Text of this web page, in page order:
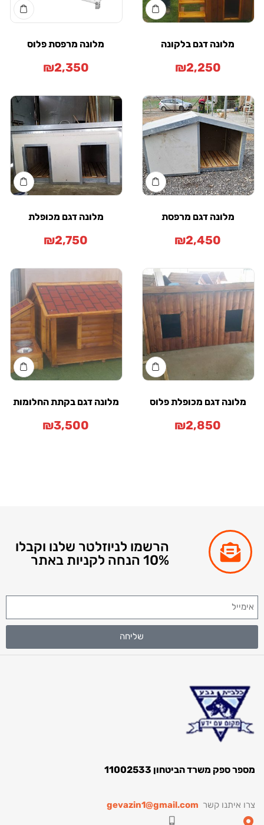
דגם בלקונה
₪2,250
מלונה מרפסת פלוס
₪2,350
דגם מרפסת
₪2,450
מלונה דגם מכופלת
₪2,750
דגם מכופלת פלוס
₪2,850
מלונה דגם בקתת החלומות
₪3,500
הרשמו לניוזלטר שלנו וקבלו
משרד הביטחון 11002533
קשרgevazin1@gmail.com